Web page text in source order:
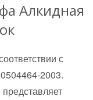
Алкидная
с
2003.